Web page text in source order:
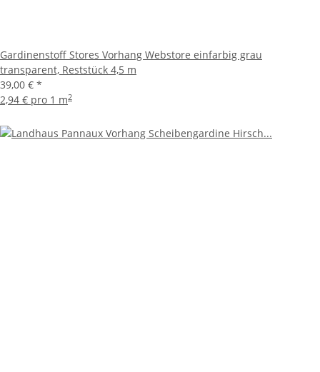
Gardinenstoff Stores Vorhang Webstore einfarbig grau
transparent, Reststück 4,5 m
39,00 € *
2,94 € pro 1 m2